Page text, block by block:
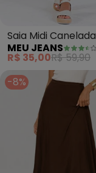
Saia Midi Canelada
(Verde Militar)
MEU JEANS
R$ 35,00R$ 59,90
-8%